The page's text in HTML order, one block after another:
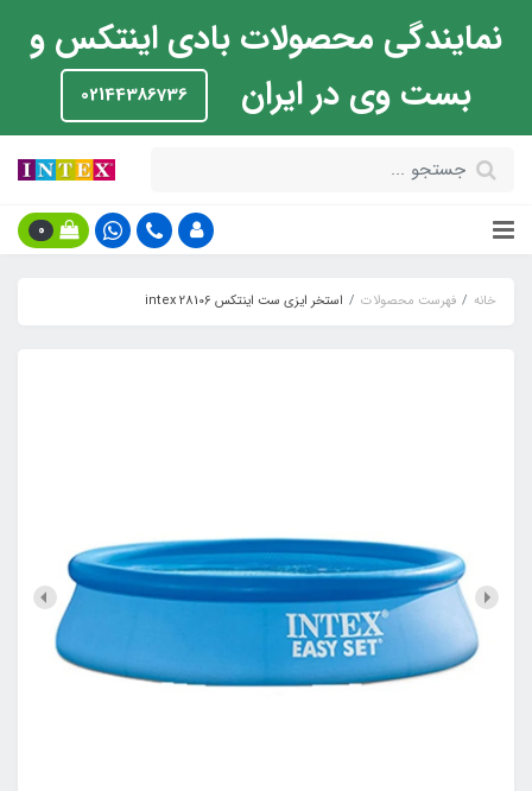
نمایندگی محصولات بادی اینتکس و
بست وی در ایران
02144386736
0
خانه فهرست محصولات استخر ایزی ست اینتکس intex 28106